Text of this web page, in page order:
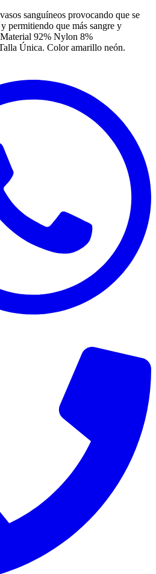
sanguíneos provocando que se
permitiendo que más sangre y
92% Nylon 8%
Única. Color amarillo neón.